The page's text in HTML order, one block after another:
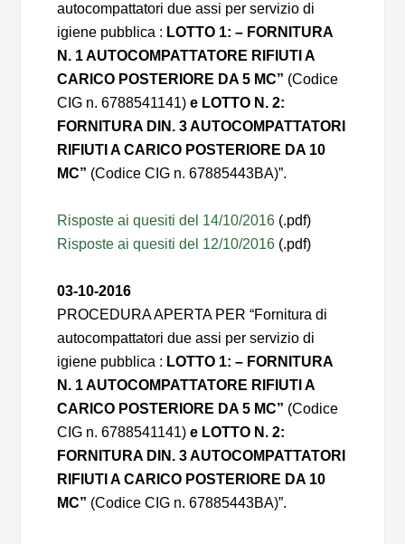
autocompattatori due assi per servizio di
igiene pubblica : LOTTO 1: – FORNITURA
N. 1 AUTOCOMPATTATORE RIFIUTI A
CARICO POSTERIORE DA 5 MC” (Codice
CIG n. 6788541141)e LOTTO N. 2:
FORNITURA DIN. 3 AUTOCOMPATTATORI
RIFIUTI A CARICO POSTERIORE DA 10
MC” (Codice CIG n. 67885443BA)”.
Risposte ai quesiti del 14/10/2016 (.pdf)
Risposte ai quesiti del 12/10/2016 (.pdf)
03-10-2016
PROCEDURA APERTA PER “Fornitura di
autocompattatori due assi per servizio di
igiene pubblica : LOTTO 1: – FORNITURA
N. 1 AUTOCOMPATTATORE RIFIUTI A
CARICO POSTERIORE DA 5 MC” (Codice
CIG n. 6788541141)e LOTTO N. 2:
FORNITURA DIN. 3 AUTOCOMPATTATORI
RIFIUTI A CARICO POSTERIORE DA 10
MC” (Codice CIG n. 67885443BA)”.